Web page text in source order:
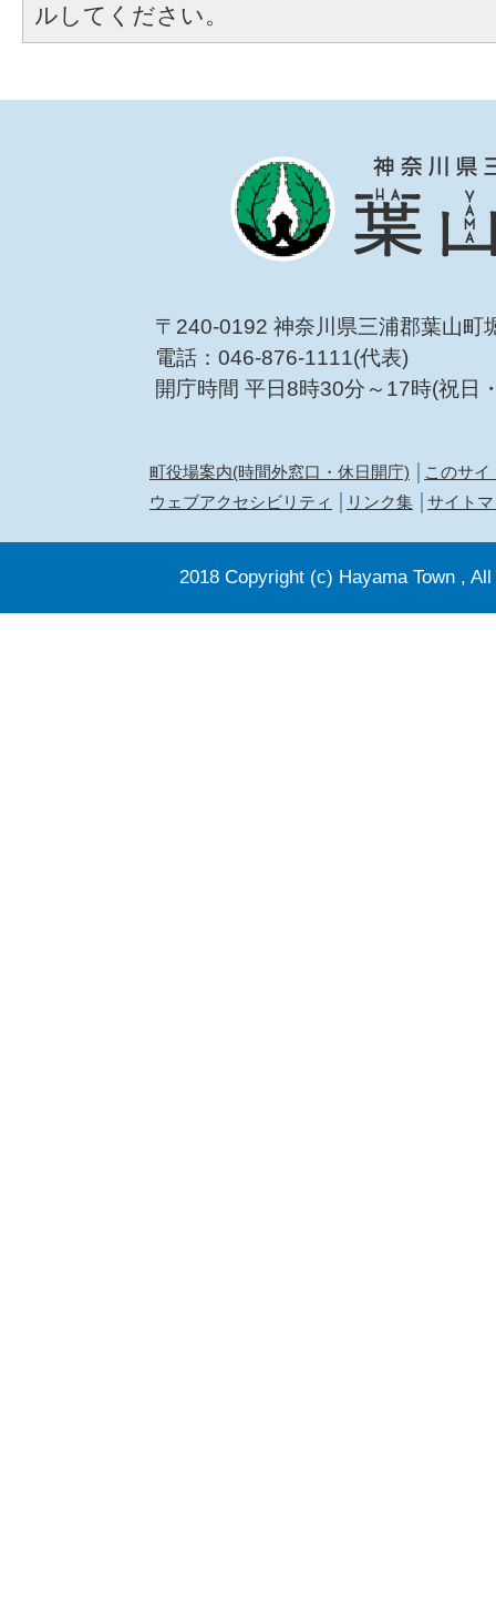
ルしてください。
〒240-0192 神奈川県三浦郡葉山町
電話：046-876-1111(代表)
開庁時間 平日8時30分～17時(祝日
町役場案内(時間外窓口・休日開庁)
このサイ
ウェブアクセシビリティ
リンク集 サイト
2018 Copyright (c) Hayama Town ,